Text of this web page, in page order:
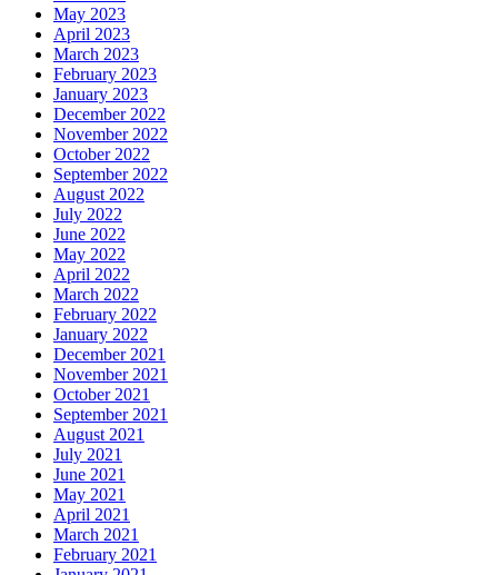
May 2023
April 2023
March 2023
February 2023
January 2023
December 2022
November 2022
October 2022
September 2022
August 2022
July 2022
June 2022
May 2022
April 2022
March 2022
February 2022
January 2022
December 2021
November 2021
October 2021
September 2021
August 2021
July 2021
June 2021
May 2021
April 2021
March 2021
February 2021